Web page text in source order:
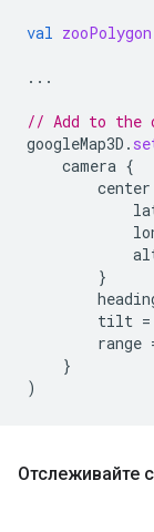
val zooPolygon
...
// Add to the
googleMap3D .
camera {
center
}
tilt =
range
}
)
Отслеживайте